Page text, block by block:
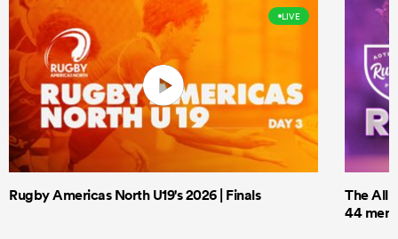
LIVE
Rugby Americas North U19's 2026 | Finals
The All
44 men